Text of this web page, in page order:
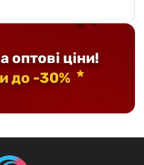
оптові ціни!
до -30%